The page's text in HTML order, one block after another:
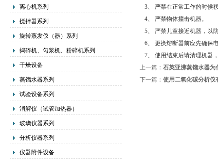
离心机系列
搅拌器系列
旋转蒸发仪（器）系列
捣碎机、匀浆机、粉碎机系列
干燥设备
蒸馏水器系列
试验设备系列
消解仪（试管加热器）
玻璃仪器系列
分析仪器系列
仪器附件设备
3、 严禁在正常工作的时候
4、 严禁物体撞击机器。
5、 严禁儿童接近机器，以
6、 更换熔断器前应先确保
7、 使用结束后请清理机器
上一篇： 石英亚沸蒸馏水器为
下一篇： 使用二氧化碳分析仪